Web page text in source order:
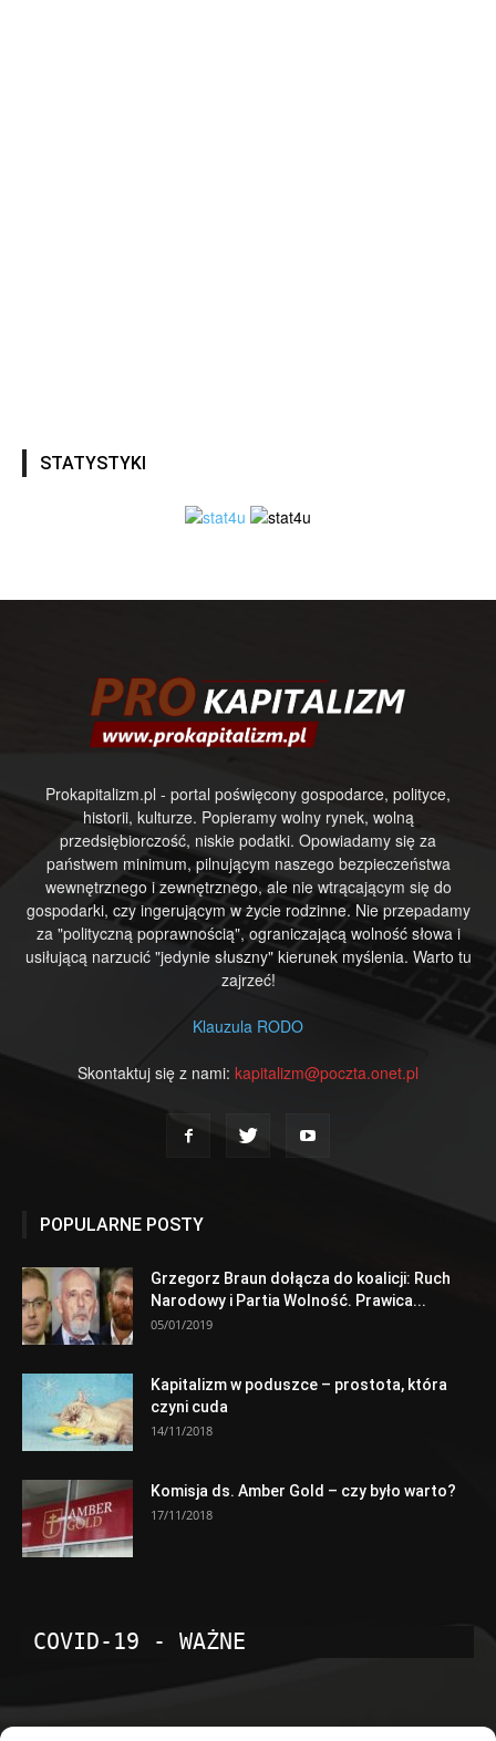
STATYSTYKI
Prokapitalizm.pl - portal poświęcony gospodarce, polityce,
historii, kulturze. Popieramy wolny rynek, wolną
przedsiębiorczość, niskie podatki. Opowiadamy się za
państwem minimum, pilnującym naszego bezpieczeństwa
wewnętrznego i zewnętrznego, ale nie wtrącającym się do
gospodarki, czy ingerującym w życie rodzinne. Nie przepadamy
za "polityczną poprawnością", ograniczającą wolność słowa i
usiłującą narzucić "jedynie słuszny" kierunek myślenia. Warto tu
zajrzeć!
Klauzula RODO
Skontaktuj się z nami: kapitalizm@poczta.onet.pl
POPULARNE POSTY
Grzegorz Braun dołącza do koalicji: Ruch
Narodowy i Partia Wolność. Prawica...
05/01/2019
Kapitalizm w poduszce – prostota, która
czyni cuda
14/11/2018
Komisja ds. Amber Gold – czy było warto?
17/11/2018
COVID-19 - WAŻNE